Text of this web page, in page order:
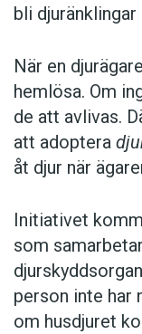
bli
När en
hemlösa. Om
de att avlivas.
att adoptera
åt djur när
Initiativet
som
person inte har
om husdjuret